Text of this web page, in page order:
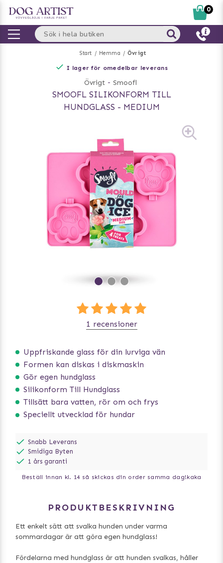
Start Hemma Övrigt
I lager för omedelbar leverans
Övrigt - Smoofl
SMOOFL SILIKONFORM TILL
HUNDGLASS - MEDIUM
Uppfriskande glass för din lurviga vän
Formen kan diskas i diskmaskin
Gör egen hundglass
Silikonform Till Hundglass
Tillsätt bara vatten, rör om och frys
Speciellt utvecklad för hundar
1 recensioner
Snabb Leverans
Smidiga Byten
1 års garanti
Beställ innan kl. 14 så skickas din order samma dag!kaka
PRODUKTBESKRIVNING
Ett enkelt sätt att svalka hunden under varma
sommardagar är att göra egen hundglass!
Fördelarna med hundglass är att hunden svalkas, håller
0